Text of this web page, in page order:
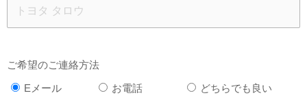
ご希望のご連絡方法
Eメール
お電話 どちらでも良い